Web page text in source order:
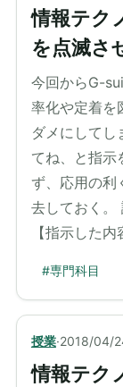
情報テク
を点滅さ
今回からG-
率化や定着を
ダメにしてし
てね、と指示
ず、応用の利
去しておく。
【指示した
#専門科目
授業·2018/04/
情報テク